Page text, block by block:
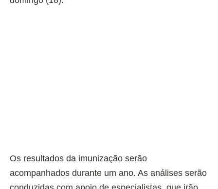
Os resultados da imunização serão
acompanhados durante um ano. As análises serão